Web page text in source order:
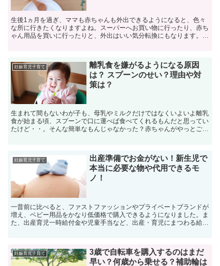
生後1ヵ月を過ぎ、ママも赤ちゃんも外出できるようになると、色々
な所に行きたくなりますよね。スーパーへお買い物に行ったり、赤ち
ゃん用品を買いに行ったりと、外出はいい気分転換にもなります。ま
妊娠育児子育て
離乳食を嫌がるようになる原因
は？ スプーンのせい？理由や対
策は？
生まれて間もないわが子も、母乳やミルクだけではなくいよいよ離乳
食が始まる頃、スプーンで口に運べば食べてくれるもんだと思ってい
たけど・・。そんな簡単なもんじゃなかった？赤ちゃんがやっとご飯
妊娠育児子育て
出産準備でお金がない！新生児で
本当に必要な物や代用できるモ
ノ！
一昔前に比べると、ファストファッションやプライベートブランドが
増え、ベビー用品をかなり低価格で購入できるようになりました。ま
た、出産育児一時給付金や児童手当など、出産・育児にまつわる給付
妊娠育児子育て
3歳で自転車を購入するのはまだ
早い？何歳から乗せる？補助輪は